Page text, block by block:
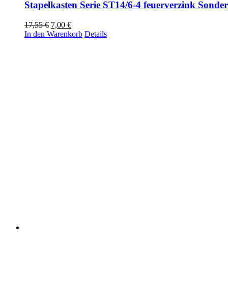
Stapelkasten Serie ST14/6-4 feuerverzink
17,55€ Ursprünglicher
Preis
7,00 €Aktueller
Preis
In den Warenkorb Details